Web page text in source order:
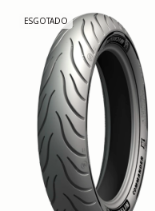
ESGOTADO